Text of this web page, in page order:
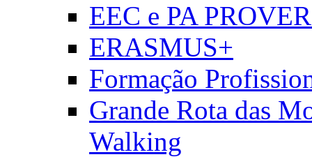
EEC e PA
ERASMUS+
Formação
Grande Rota das
Walking